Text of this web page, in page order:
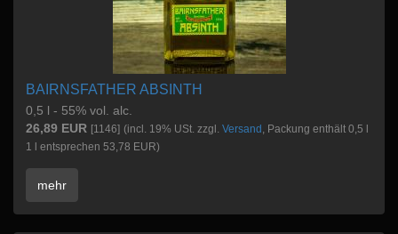
BAIRNSFATHER ABSINTH
0,5 l - 55% vol. alc.
26,89 EUR [1146] (incl. 19% USt. zzgl. Versand , Packung enthält 0,5 l
1 l entsprechen 53,78 EUR)
mehr